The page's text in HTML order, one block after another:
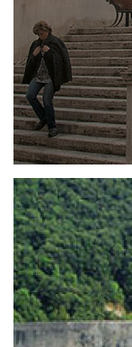
Spoleto è
di tutta
naturali,
Vogliamo